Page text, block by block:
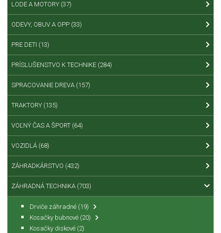
LODE A MOTORY (37)
ODEVY, OBUV A OPP (33)
PRE DETI (13)
PRÍSLUŠENSTVO K TECHNIKE (284)
SPRACOVANIE DREVA (157)
TRAKTORY (135)
VOĽNÝ ČAS A ŠPORT (64)
VOZIDLÁ (68)
ZÁHRADKÁRSTVO (432)
ZÁHRADNÁ TECHNIKA (703)
Drviče záhradné (19)
Kosačky bubnové (20)
Kosačky diskové (2)